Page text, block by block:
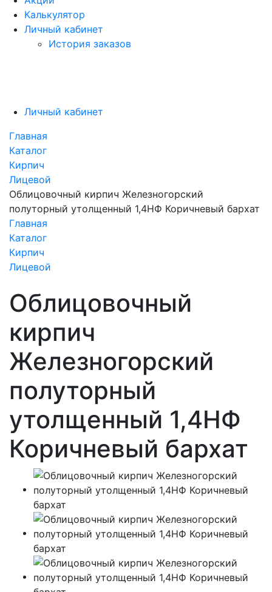
Калькулятор
Личный кабинет
История заказов
Личный кабинет
Главная
Каталог
Кирпич
Лицевой
Облицовочный кирпич Железногорский
полуторный утолщенный 1,4НФ Коричневый бархат
Главная
Каталог
Кирпич
Лицевой
Облицовочный
кирпич
Железногорский
полуторный
утолщенный 1,4НФ
Коричневый бархат